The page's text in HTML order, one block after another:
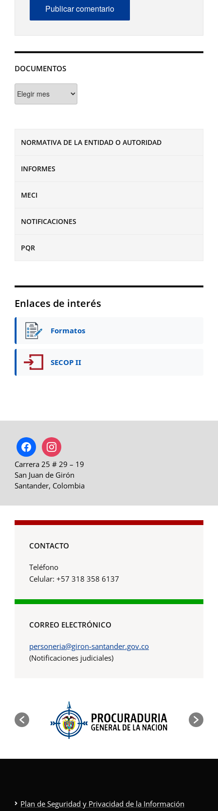
DOCUMENTOS
NORMATIVA DE LA ENTIDAD O AUTORIDAD
INFORMES
MECI
NOTIFICACIONES
PQR
Enlaces de interés
Formatos
SECOP II
facebookinstagram
Carrera 25 # 29 – 19
San Juan de Girón
Santander, Colombia
CONTACTO
Teléfono
Celular: +57 318 358 6137
CORREO ELECTRÓNICO
personeria@giron-santander.gov.co
(Notificaciones judiciales)
Plan de Seguridad y Privacidad de la Información